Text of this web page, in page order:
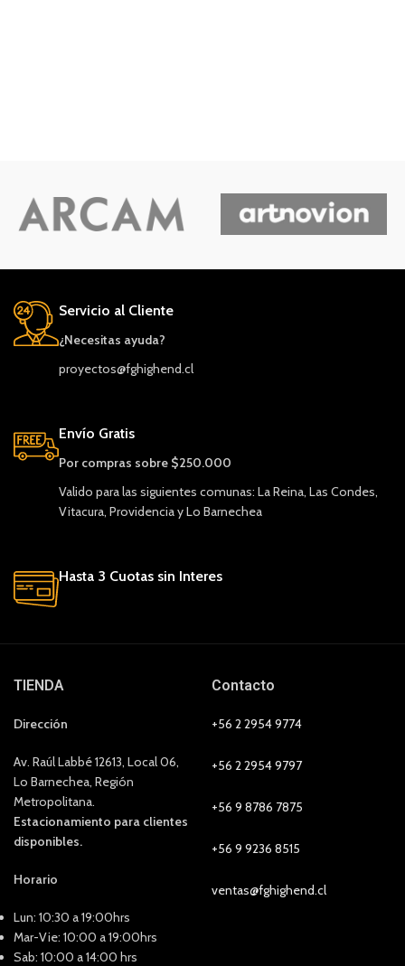
Servicio al Cliente
¿Necesitas ayuda?
proyectos@fghighend.cl
Envío Gratis
Por compras sobre $250.000
Valido para las siguientes comunas: La Reina, Las Condes,
Vitacura, Providencia y Lo Barnechea
Hasta 3 Cuotas sin Interes
TIENDA
Dirección
Av. Raúl Labbé 12613, Local 06,
Lo Barnechea, Región
Metropolitana.
Estacionamiento para clientes
disponibles.
Horario
Lun: 10:30 a 19:00hrs
Mar-Vie: 10:00 a 19:00hrs
Sab: 10:00 a 14:00 hrs
Contacto
+56 2 2954 9774
+56 2 2954 9797
+56 9 8786 7875
+56 9 9236 8515
ventas@fghighend.cl